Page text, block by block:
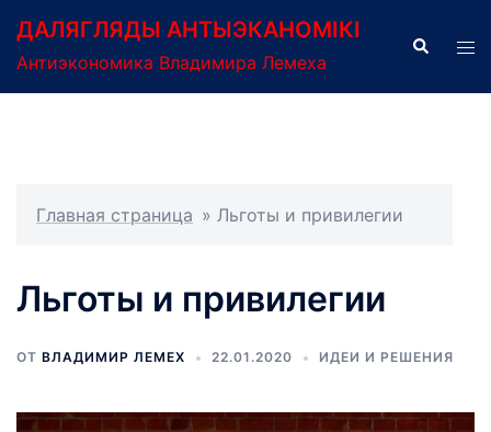
содержимому
ДАЛЯГЛЯДЫ АНТЫЭКАНОМІКІ
Антиэкономика Владимира Лемеха
Поиск
Главная страница » Льготы и привилегии
Льготы и привилегии
ОТ ВЛАДИМИР ЛЕМЕХ 22.01.2020 ИДЕИ И РЕШЕНИЯ